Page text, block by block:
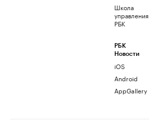
Школа
управления
РБК
РБК
Новости
iOS
Android
AppGallery